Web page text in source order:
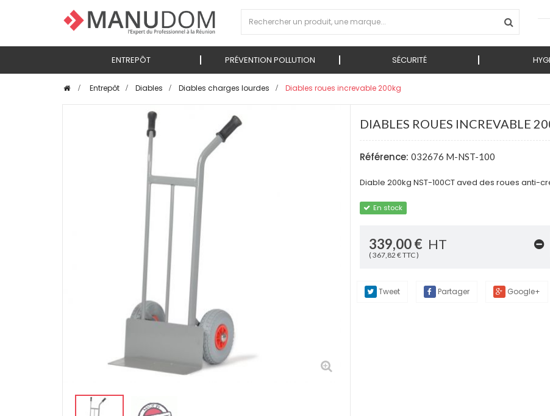
ENTREPÔT PRÉVENTION POLLUTION SÉCURITÉ
> Entrepôt > Diables > Diables charges lourdes > Diables roues increvable 200kg
DIABLES ROUES INCREVABLE
Référence: 032676 M-NST-100
Diable 200kg NST-100CT aved des roues anti-
En stock
339,00 € HT
( 367,82 € TTC )
Tweet Partager Google+